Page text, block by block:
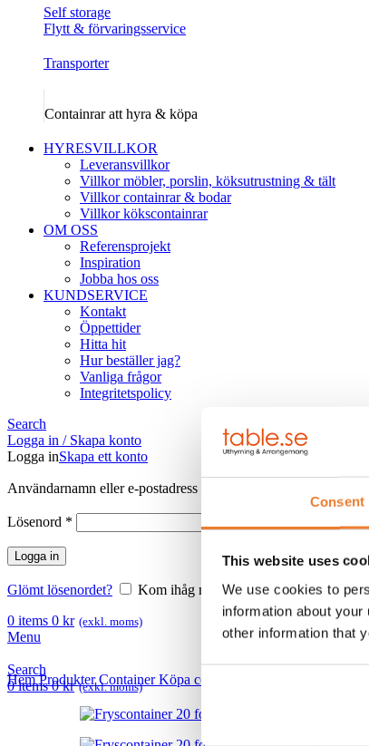
Consent
This website uses
We use cookies to
information about
other information that
Self storage
Flytt & förvaringsservice
Transporter
Containrar att hyra & köpa
HYRESVILLKOR
Leveransvillkor
Villkor möbler, porslin, köksutrustning & tält
Villkor containrar & bodar
Villkor kökscontainrar
OM OSS
Referensprojekt
Inspiration
Jobba hos oss
KUNDSERVICE
Kontakt
Öppettider
Hitta hit
Hur beställer jag?
Vanliga frågor
Integritetspolicy
Search
Logga in / Skapa konto
Logga inSkapa ett konto
Användarnamn eller e-postadress
Lösenord *
Logga in
Glömt lösenordet?
Kom ihåg mig
0 items 0 kr (exkl. moms)
Menu
Search
0items 0kr (exkl. moms)
HemProdukterContainerKöpa container